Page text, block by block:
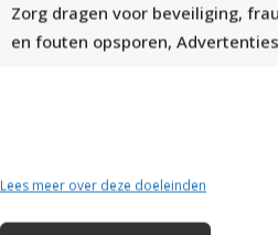
Zorg dragen voor beveiliging,
en fouten opsporen,
Lees meer over deze doeleinden
Voor het op de juiste
volgen. (Zie telpatroon A1 t/